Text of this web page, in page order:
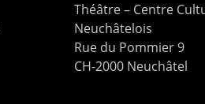
Théâtre – Centre
Neuchâtelois
Rue du Pommier 9
CH-2000 Neuchâtel